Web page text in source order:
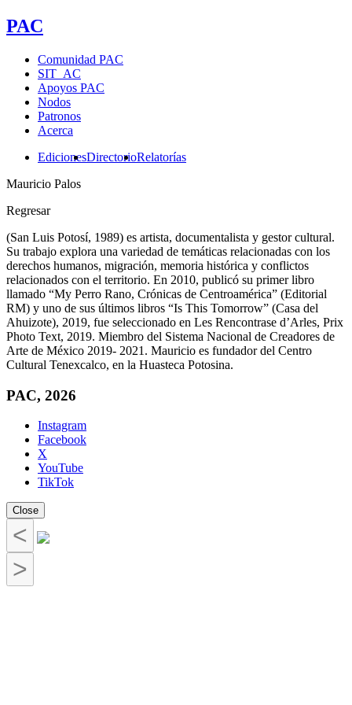
PAC
Comunidad PAC
SIT_AC
Apoyos PAC
Nodos
Patronos
Acerca
EdicionesDirectorioRelatorías
Mauricio Palos
Regresar
(San Luis Potosí, 1989) es artista, documentalista y gestor cultural.
Su trabajo explora una variedad de temáticas relacionadas con los
derechos humanos, migración, memoria histórica y conflictos
relacionados con el territorio. En 2010, publicó su primer libro
llamado “My Perro Rano, Crónicas de Centroamérica” (Editorial
RM) y uno de sus últimos libros “Is This Tomorrow” (Casa del
Ahuizote), 2019, fue seleccionado en Les Rencontrase d’Arles, Prix
Photo Text, 2019. Miembro del Sistema Nacional de Creadores de
Arte de México 2019- 2021. Mauricio es fundador del Centro
Cultural Tenexcalco, en la Huasteca Potosina.
PAC, 2026
Instagram
Facebook
X
YouTube
TikTok
Close
<
>